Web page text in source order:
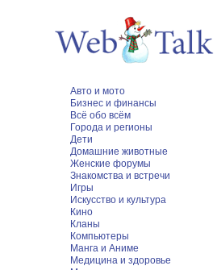
Авто и мото
Бизнес и финансы
Всё обо всём
Города и регионы
Дети
Домашние животные
Женские форумы
Знакомства и встречи
Игры
Искусство и культура
Кино
Кланы
Компьютеры
Манга и Аниме
Медицина и здоровье